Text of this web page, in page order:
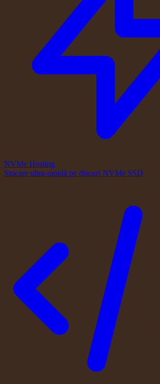
NVMe Hosting
Stocare ultra-rapidă pe discuri NVMe SSD